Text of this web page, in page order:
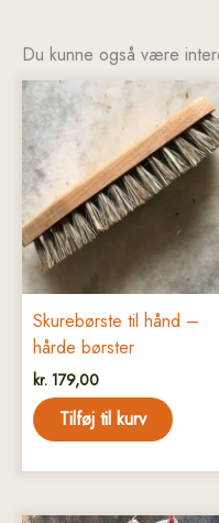
Du kunne også være
Skurebørste til hånd –
hårde børster
kr. 179,00
Tilføj til kurv